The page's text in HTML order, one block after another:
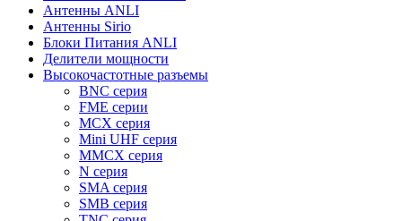
Антенны ANLI
Антенны Sirio
Блоки Питания ANLI
Делители мощности
Высокочастотные разъемы
BNC серия
FME серии
MCX серия
Mini UHF серия
MMCX серия
N серия
SMA серия
SMB серия